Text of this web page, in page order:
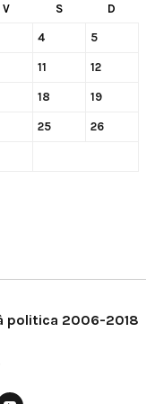
V S D
4 5
11 12
18 19
25 26
politica 2006-2018